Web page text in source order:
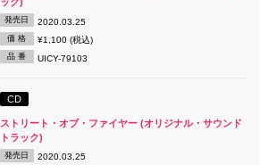
発売日 2020.03.25
価 格 ¥1,100 (税込)
品 番 UICY-79103
CD
ストリート・オブ・ファイヤー (オリジナル・サウンド
トラック)
発売日 2020.03.25